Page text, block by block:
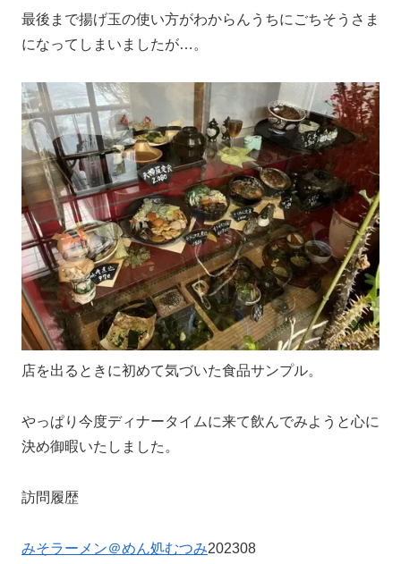
最後まで揚げ玉の使い方がわからんうちにごちそうさま
になってしまいましたが…。
店を出るときに初めて気づいた食品サンプル。
やっぱり今度ディナータイムに来て飲んでみようと心に
決め御暇いたしました。
訪問履歴
みそラーメン＠めん処むつみ202308